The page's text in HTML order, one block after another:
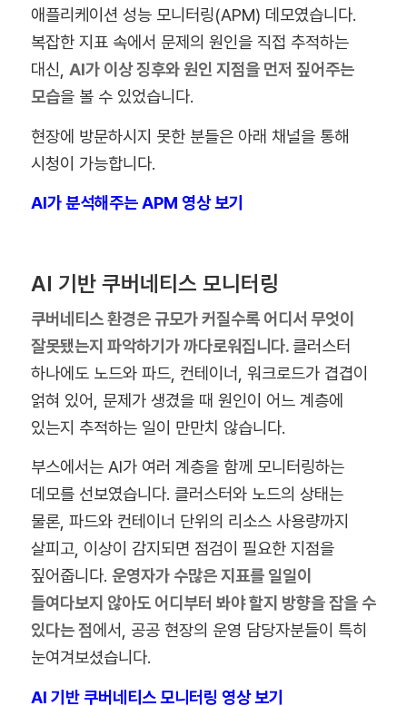
애플리케이션 성능 모니터링(APM) 데모였습니다.
복잡한 지표 속에서 문제의 원인을 직접 추적하는
대신, AI가 이상 징후와 원인 지점을 먼저 짚어주는
모습을 볼 수 있었습니다.
현장에 방문하시지 못한 분들은 아래 채널을 통해
시청이 가능합니다.
AI가 분석해주는 APM 영상 보기
AI 기반 쿠버네티스 모니터링
쿠버네티스 환경은 규모가 커질수록 어디서 무엇이
잘못됐는지 파악하기가 까다로워집니다. 클러스터
하나에도 노드와 파드, 컨테이너, 워크로드가 겹겹이
얽혀 있어, 문제가 생겼을 때 원인이 어느 계층에
있는지 추적하는 일이 만만치 않습니다.
부스에서는 AI가 여러 계층을 함께 모니터링하는
데모를 선보였습니다. 클러스터와 노드의 상태는
물론, 파드와 컨테이너 단위의 리소스 사용량까지
살피고, 이상이 감지되면 점검이 필요한 지점을
짚어줍니다. 운영자가 수많은 지표를 일일이
들여다보지 않아도 어디부터 봐야 할지 방향을 잡을 수
있다는 점에서, 공공 현장의 운영 담당자분들이 특히
눈여겨보셨습니다.
AI 기반 쿠버네티스 모니터링 영상 보기